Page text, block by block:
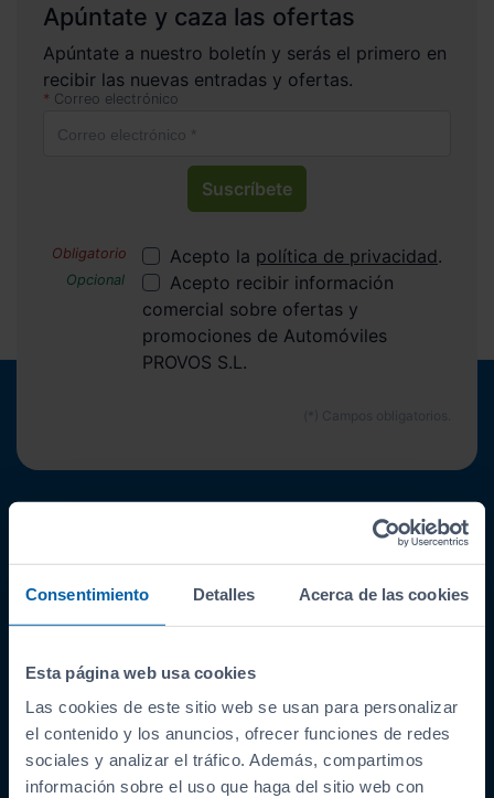
Consentimiento Detalles Acerca de las cookies
Esta página web usa cookies
Las cookies de este sitio web se usan para personalizar
el contenido y los anuncios, ofrecer funciones de redes
sociales y analizar el tráfico. Además, compartimos
información sobre el uso que haga del sitio web con
Apúntate y caza las ofertas
Apúntate a nuestro boletín y serás el primero en
recibir las nuevas entradas y ofertas.
Correo electrónico
Suscríbete
Acepto la política de privacidad.
Acepto recibir información
comercial sobre ofertas y
promociones de Automóviles
PROVOS S.L.
Coches de segunda mano
Coches Km 0
Últimos coches
Compramos tu coche
SIBUSCASBICI
COCHES POR LOCALIDAD